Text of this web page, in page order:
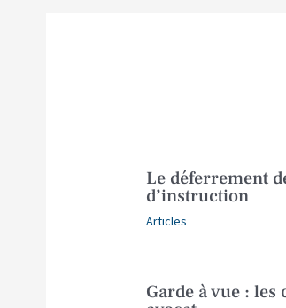
Le déferrement
d’instruction
Articles
Garde à vue : les